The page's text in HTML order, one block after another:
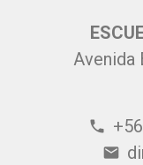
Avenida
phone
email